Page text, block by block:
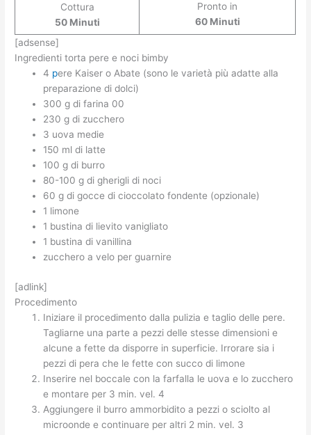
Cottura
50 Minuti
Pronto in
60 Minuti
[adsense]
Ingredienti torta pere e noci bimby
4 pere Kaiser o Abate (sono le varietà più adatte alla
preparazione di dolci)
300 g di farina 00
230 g di zucchero
3 uova medie
150 ml di latte
100 g di burro
80-100 g di gherigli di noci
60 g di gocce di cioccolato fondente (opzionale)
1 limone
1 bustina di lievito vanigliato
1 bustina di vanillina
zucchero a velo per guarnire
[adlink]
Procedimento
Iniziare il procedimento dalla pulizia e taglio delle pere.
Tagliarne una parte a pezzi delle stesse dimensioni e
alcune a fette da disporre in superficie. Irrorare sia i
pezzi di pera che le fette con succo di limone
Inserire nel boccale con la farfalla le uova e lo zucchero
e montare per 3 min. vel. 4
Aggiungere il burro ammorbidito a pezzi o sciolto al
microonde e continuare per altri 2 min. vel. 3